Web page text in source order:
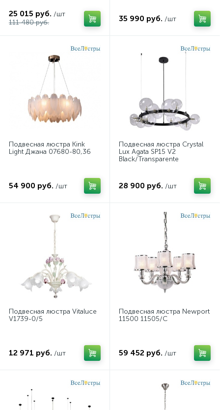
25 015 руб. /шт
111 480 руб.
35 990 руб. /шт
Подвесная люстра Kink
Light Джана 07680-80,36
54 900 руб. /шт
Подвесная люстра Crystal
Lux Agata SP15 V2
Black/Transparente
28 900 руб. /шт
Подвесная люстра Vitaluce
V1739-0/5
12 971 руб. /шт
Подвесная люстра Newport
11500 11505/C
59 452 руб. /шт